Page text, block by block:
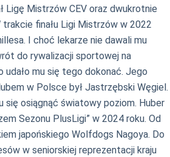
Ligę Mistrzów CEV oraz dwukrotnie
trakcie finału Ligi Mistrzów w 2022
I choć lekarze nie dawali mu
do rywalizacji sportowej na
udało mu się tego dokonać. Jego
w Polsce był Jastrzębski Węgiel.
się osiągnąć światowy poziom. Huber
Sezonu PlusLigi” w 2024 roku. Od
japońskiego Wolfdogs Nagoya. Do
w seniorskiej reprezentacji kraju